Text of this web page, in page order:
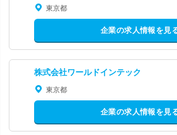
東京都
企業の求人情報を見
株式会社ワールドインテック
東京都
企業の求人情報を見